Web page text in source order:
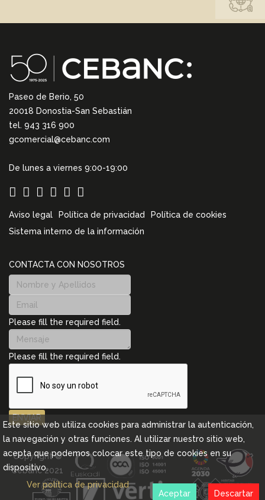
Paseo de Berio, 50
20018 Donostia-San Sebastián
tel. 943 316 900
gcomercial@cebanc.com
De lunes a viernes 9:00-19:00
Aviso legal Política de privacidad
Política de cookies
Sistema interno de la información
CONTACTA CON NOSOTROS
Please fill the required field.
Please fill the required field.
ENVIAR
Copyright ©
Cebanc 2021
Este sitio web utiliza cookies para administrar la autenticación,
la navegación y otras funciones. Al utilizar nuestro sitio web,
acepta que podemos colocar este tipo de cookies en su
dispositivo.
Ver política de privacidad
Descartar
Aceptar